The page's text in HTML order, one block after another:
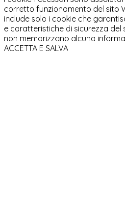
corretto funzionamento del sito
include solo i cookie che
e caratteristiche di sicurezza del
non memorizzano alcuna
ACCETTA E SALVA